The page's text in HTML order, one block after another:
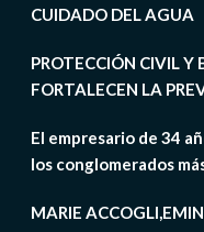
CUIDADO DEL AGUA
PROTECCIÓN CIVIL Y
FORTALECEN LA
El empresario de 34
los conglomerados
MARIE